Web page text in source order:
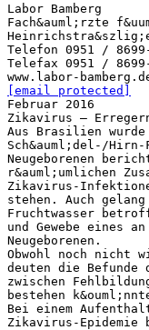
Labor Bamberg
Fach&auml;rzte
Heinrichstra&szlig;e
Telefon 0951 /
Telefax 0951 /
[email protected]
Februar 2016
Zikavirus –
Aus Brasilien
Sch&auml;del-/
Neugeborenen
r&auml;umlichen
Zikavirus-
stehen. Auch
Fruchtwasser
und Gewebe eines
Neugeborenen.
Obwohl noch nicht
deuten die Befunde
zwischen
bestehen
Bei einem
Zikavirus-